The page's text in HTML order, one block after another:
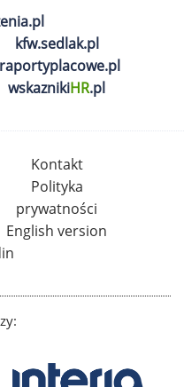
kfw.sedlak.pl
raportyplacowe.pl
wskaznikiHR.pl
Kontakt
Polityka
prywatności
English version